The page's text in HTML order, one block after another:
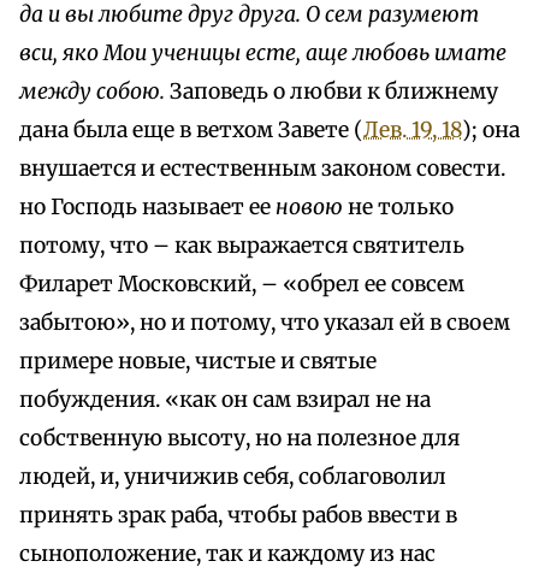
да и вы любите друг друга. О сем разумеют
вcu, яко Мои ученицы есте, аще любовь имате
между собою. Заповедь о любви к ближнему
дана была еще в ветхом Завете (Лев. 19, 18); она
внушается и естественным законом совести.
но Господь называет ее новою не только
потому, что – как выражается святитель
Филарет Московский, – «обрел ее совсем
забытою», но и потому, что указал ей в своем
примере новые, чистые и святые
побуждения. «как он сам взирал не на
собственную высоту, но на полезное для
людей, и, уничижив себя, соблаговолил
принять зрак раба, чтобы рабов ввести в
сыноположение, так и каждому из нас